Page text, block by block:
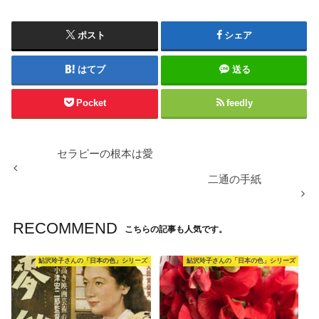
ポスト シェア
はてブ 送る
Pocket feedly
セラピーの根本は愛
二通の手紙
RECOMMEND こちらの記事も人気です。
鮎沢玲子さんの「日本の色」シリーズ 鮎沢玲子さんの「日本の色」シリーズ